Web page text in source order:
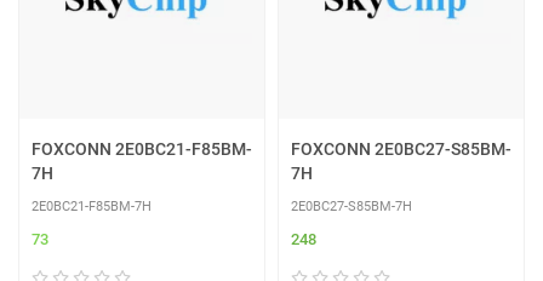
FOXCONN 2E0BC21-F85BM-
7H
2E0BC21-F85BM-7H
73
FOXCONN 2E0BC27-S85BM-
7H
2E0BC27-S85BM-7H
248